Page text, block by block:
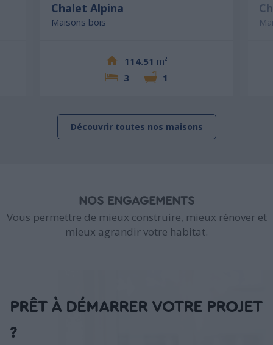
Chalet Alpina
Maisons bois
114.51 m²
3
1
Découvrir toutes nos maisons
NOS ENGAGEMENTS
Vous permettre de mieux construire, mieux rénover et
mieux agrandir votre habitat.
PRÊT À DÉMARRER VOTRE PROJET
?